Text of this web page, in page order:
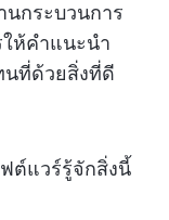
กระบวนการ
ห้คำแนะนำ
นที่ด้วยสิ่งที่ดี
แวร์รู้จักสิ่งนี้